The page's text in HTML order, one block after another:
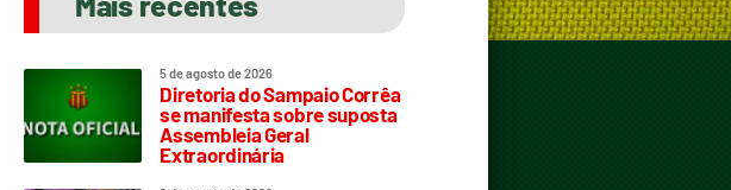
5 de agosto de 2026
Diretoria do Sampaio Corrêa
se manifesta sobre suposta
Assembleia Geral
Extraordinária